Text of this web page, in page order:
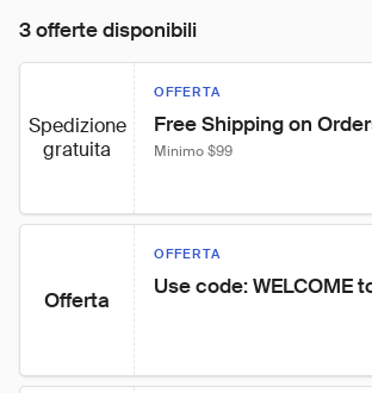
3 offerte disponibili
Spedizione
gratuita
OFFERTA
Free Shipping on
Minimo $99
Offerta
OFFERTA
Use code: WELCOME